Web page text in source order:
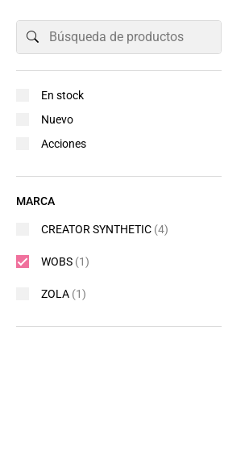
En stock
Nuevo
Acciones
MARCA
CREATOR SYNTHETIC (4)
WOBS (1)
ZOLA (1)